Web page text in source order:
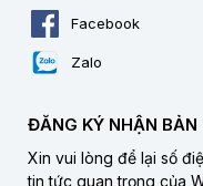
Facebook
Zalo
ĐĂNG KÝ NHẬN BẢN
Xin vui lòng để lại số
tin tức quan trọng của